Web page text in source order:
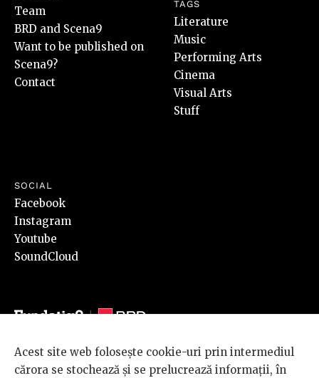
Team
BRD and Scena9
Want to be published on
Scena9?
Contact
TAGS
Literature
Music
Performing Arts
Cinema
Visual Arts
Stuff
SOCIAL
Facebook
Instagram
Youtube
SoundCloud
© 2026 BRD Groupe Société Générale, toate drepturile rezervate.
Acest site web folosește cookie-uri prin intermediul
cărora se stochează și se prelucrează informații, în